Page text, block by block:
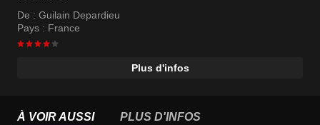
De : Guilain Depardieu
Pays : France
Plus d'infos
À VOIR AUSSI PLUS D'INFOS